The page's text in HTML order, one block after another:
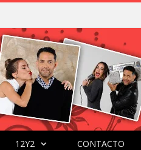
12Y2 CONTACTO